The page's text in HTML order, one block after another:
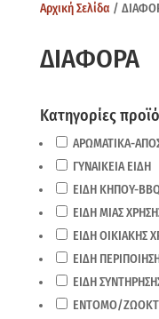
Αρχική Σελίδα /
ΔΙΑΦΟΡΑ
Κατηγορίες
ΑΡΩΜΑΤΙΚΑ-
ΓΥΝΑΙΚΕΙΑ ΕΙΔΗ
ΕΙΔΗ ΚΗΠΟΥ-
ΕΙΔΗ ΜΙΑΣ
ΕΙΔΗ ΟΙΚΙΑΚΗΣ
ΕΙΔΗ
ΕΙΔΗ
ΕΝΤΟΜΟ/